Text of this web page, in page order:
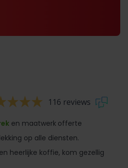
116 reviews
en maatwerk offerte
op alle diensten.
en heerlijke koffie, kom gezellig